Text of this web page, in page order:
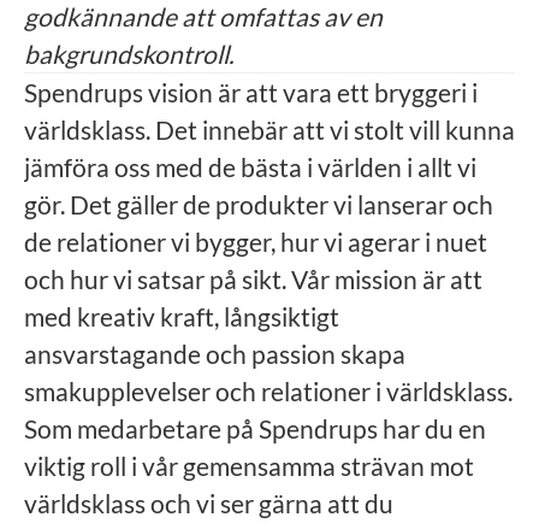
godkännande att omfattas av en
bakgrundskontroll.
Spendrups vision är att vara ett bryggeri i
världsklass. Det innebär att vi stolt vill kunna
jämföra oss med de bästa i världen i allt vi
gör. Det gäller de produkter vi lanserar och
de relationer vi bygger, hur vi agerar i nuet
och hur vi satsar på sikt. Vår mission är att
med kreativ kraft, långsiktigt
ansvarstagande och passion skapa
smakupplevelser och relationer i världsklass.
Som medarbetare på Spendrups har du en
viktig roll i vår gemensamma strävan mot
världsklass och vi ser gärna att du